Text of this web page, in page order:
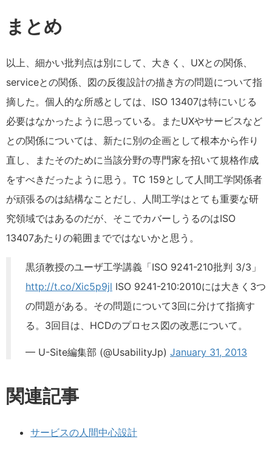
まとめ
以上、細かい批判点は別にして、大きく、UXとの関係、
serviceとの関係、図の反復設計の描き方の問題について指
摘した。個人的な所感としては、ISO 13407は特にいじる
必要はなかったように思っている。またUXやサービスなど
との関係については、新たに別の企画として根本から作り
直し、またそのために当該分野の専門家を招いて規格作成
をすべきだったように思う。 TC 159として人間工学関係者
が頑張るのは結構なことだし、人間工学はとても重要な研
究領域ではあるのだが、そこでカバーしうるのはISO
13407あたりの範囲までではないかと思う。
黒須教授のユーザ工学講義「ISO 9241-210批判 3/3」
http://t.co/Xic5p9jl ISO 9241-210:2010には大きく3つ
の問題がある。その問題について3回に分けて指摘す
る。3回目は、HCDのプロセス図の改悪について。
— U-Site編集部 (@UsabilityJp) January 31, 2013
関連記事
サービスの人間中心設計